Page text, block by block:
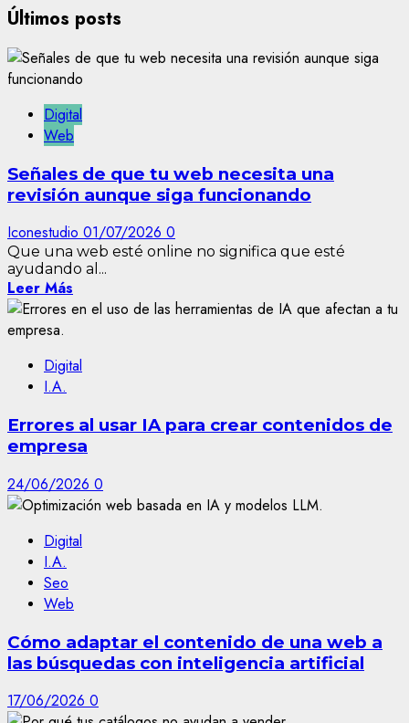
Últimos posts
Digital
Web
Señales de que tu web necesita una
revisión aunque siga funcionando
Iconestudio 01/07/2026 0
Que una web esté online no significa que esté
ayudando al...
Leer Más
Digital
I.A.
Errores al usar IA para crear contenidos de
empresa
24/06/2026 0
Digital
I.A.
Seo
Web
Cómo adaptar el contenido de una web a
las búsquedas con inteligencia artificial
17/06/2026 0